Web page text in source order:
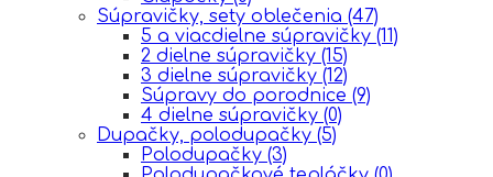
Súpravičky, sety oblečenia (47)
5 a viacdielne súpravičky (11)
2 dielne súpravičky (15)
3 dielne súpravičky (12)
Súpravy do porodnice (9)
4 dielne súpravičky (0)
Dupačky, polodupačky (5)
Polodupačky (3)